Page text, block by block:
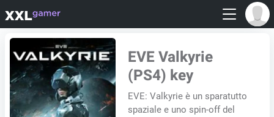
EVE Valkyrie
(PS4) key
EVE: Valkyrie è un sparatutto
spaziale e uno spin-off del